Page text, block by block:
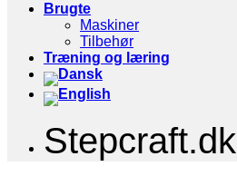
Brugte
Maskiner
Tilbehør
Træning og læring
Stepcraft.dk